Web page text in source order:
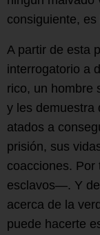
consiguiente, es
A partir de esta
interrogatorio a
rico, un hombre
y les demuestra
atados a
prisión, sus
coacciones.
esclavos—. Y
acerca de la
puede hacerte